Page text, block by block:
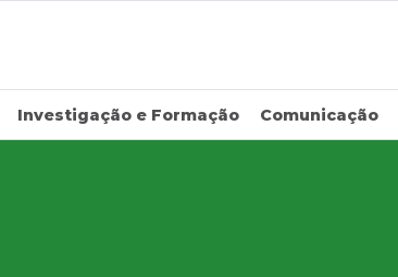
Investigação e Formação Comunicação